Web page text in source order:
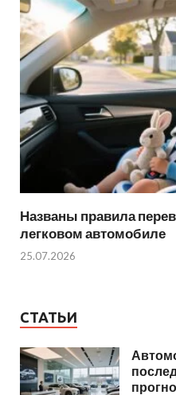
Названы правила
легковом автомобиле
25.07.2026
СТАТЬИ